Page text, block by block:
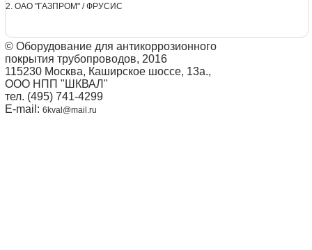
2. ОАО "ГАЗПРОМ" / ФРУСИС
© Оборудование для антикоррозионного
покрытия трубопроводов, 2016
115230 Москва, Каширское шоссе, 13а.,
ООО НПП "ШКВАЛ"
тел. (495) 741-4299
E-mail: 6kval@mail.ru